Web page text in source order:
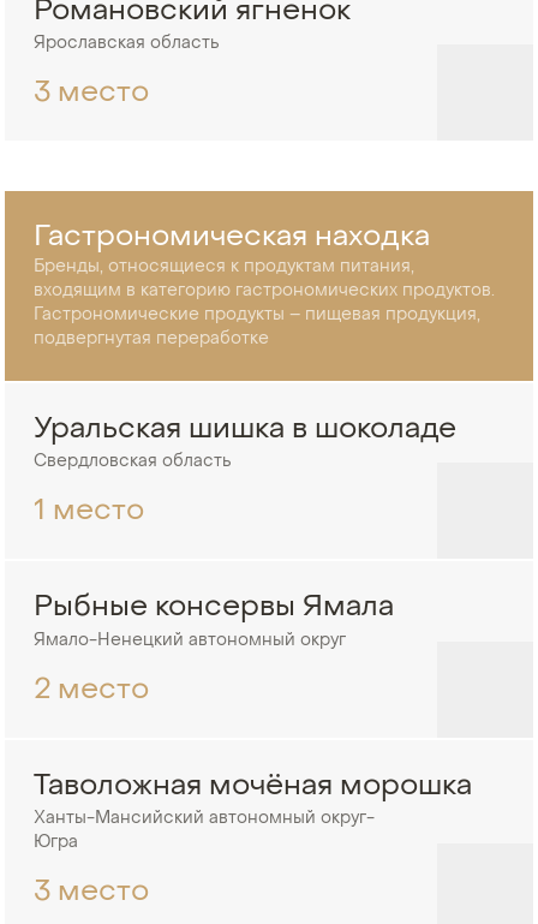
Романовский ягненок
Ярославская область
3 место
Гастрономическая находка
Бренды, относящиеся к продуктам питания,
входящим в категорию гастрономических продуктов.
Гастрономические продукты – пищевая продукция,
подвергнутая переработке
Уральская шишка в шоколаде
Свердловская область
1 место
Рыбные консервы Ямала
Ямало-Ненецкий автономный округ
2 место
Таволожная мочёная морошка
Ханты-Мансийский автономный округ-
Югра
3 место